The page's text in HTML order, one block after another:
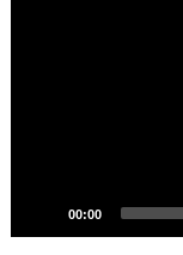
00:00